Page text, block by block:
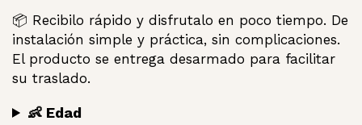
📦 Recibilo rápido y disfrutalo en poco tiempo. De
instalación simple y práctica, sin complicaciones.
El producto se entrega desarmado para facilitar
su traslado.
👶 Edad